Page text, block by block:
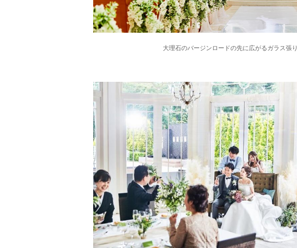
大理石のバージンロードの先に広がるガラス張